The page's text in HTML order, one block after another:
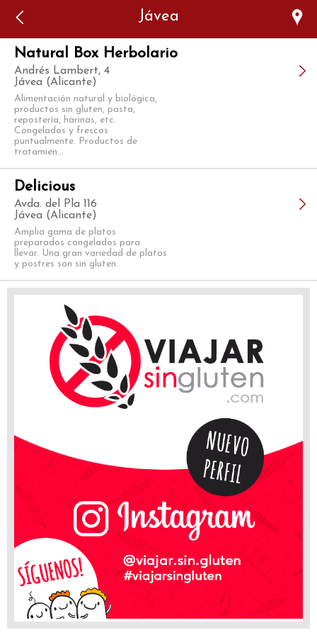
Jávea
Natural Box Herbolario
Andrés Lambert, 4
Jávea (Alicante)
Alimentación natural y biológica,
productos sin gluten, pasta,
repostería, harinas, etc.
Congelados y frescos
puntualmente. Productos de
tratamien...
Delicious
Avda. del Pla 116
Jávea (Alicante)
Amplia gama de platos
preparados congelados para
llevar. Una gran variedad de platos
y postres son sin gluten.
authorized to show the cookie declaration for domain group
ID 546ddaab-b478-4440-aa8a-3b0205284212. Please add it to
the domain group in the Cookiebot Manager to authorize
the domain.